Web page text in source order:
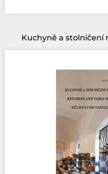
Kuchyně a stolničení